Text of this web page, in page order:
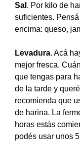
Sal . Por kilo de
suficientes.
encima: queso,
Levadura. Acá
mejor fresca.
que tengas para
de la tarde y
recomienda que
de harina. La
horas estás
podés usar unos